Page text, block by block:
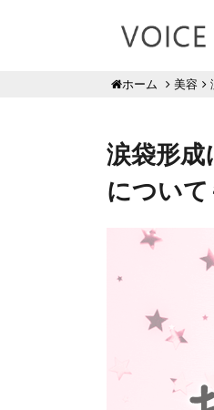
ホーム 美容
涙袋形成
について